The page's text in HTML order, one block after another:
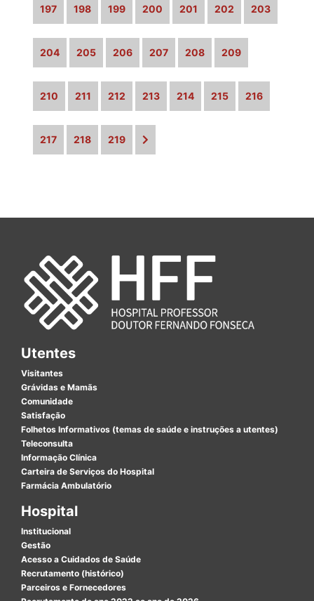
197 198 199 200 201 202 203
204 205 206 207 208 209
210 211 212 213 214 215 216
217 218 219
Utentes
Visitantes
Grávidas e Mamãs
Comunidade
Satisfação
Folhetos Informativos (temas de saúde e instruções a utentes)
Teleconsulta
Informação Clínica
Carteira de Serviços do Hospital
Farmácia Ambulatório
Hospital
Institucional
Gestão
Acesso a Cuidados de Saúde
Recrutamento (histórico)
Parceiros e Fornecedores